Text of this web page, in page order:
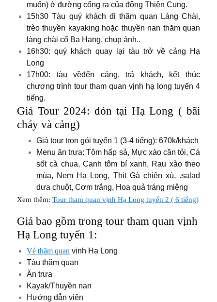
muốn) ở đường cổng ra của động Thiên Cung.
15h30 Tàu quý khách đi thăm quan Làng Chài,
trèo thuyền kayaking hoặc thuyền nan thăm quan
làng chài cổ Ba Hang, chụp ảnh..
16h30: quý khách quay lại tàu trở về cảng Hạ
Long
17h00: tàu vềđến cảng, trả khách, kết thúc
chương trình tour tham quan vịnh hạ long tuyến 4
tiếng.
Giá Tour 2024: đón tại Hạ Long ( bãi
cháy và cảng)
Giá tour trọn gói tuyến 1 (3-4 tiếng): 670k/khách
Menu ăn trưa: Tôm hấp sả, Mực xào cần tỏi, Cá
sốt cà chua, Canh tôm bí xanh, Rau xào theo
mùa, Nem Hạ Long, Thịt Gà chiên xù, .salad
dưa chuột, Cơm trắng, Hoa quả tráng miệng
Xem thêm: Tour tham quan vịnh Hạ Long tuyến 2 ( 6 tiếng)
Giá bao gồm trong tour tham quan vịnh
Hạ Long tuyến 1:
Vé thăm quan vịnh Hạ Long
Tàu thăm quan
Ăn trưa
Kayak/Thuyền nan
Hướng dẫn viên